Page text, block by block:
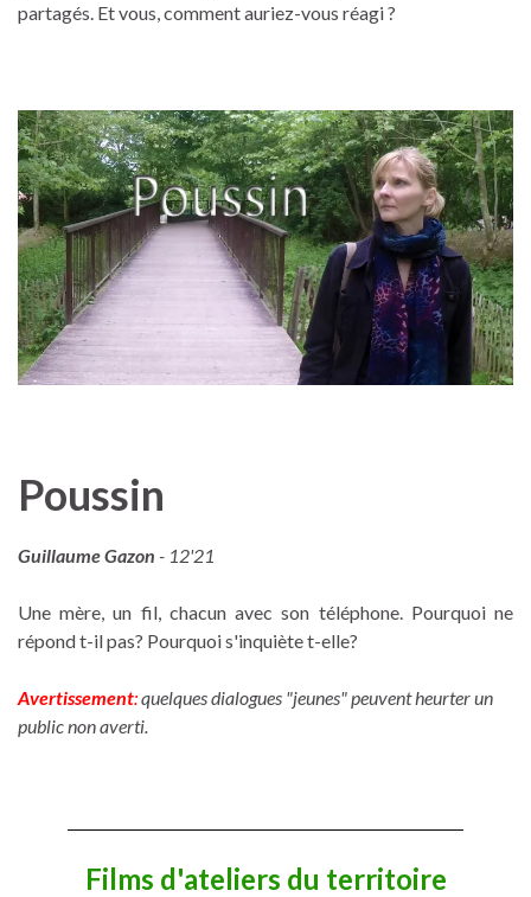
partagés. Et vous, comment auriez-vous réagi ?
Poussin
Guillaume Gazon - 12'21
Une mère, un fil, chacun avec son téléphone. Pourquoi ne
répond t-il pas? Pourquoi s'inquiète t-elle?
Avertissement:quelques dialogues "jeunes" peuvent heurter un
public non averti.
Films d'ateliers du territoire